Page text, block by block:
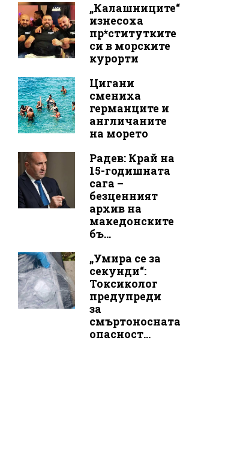
„Калашниците“
изнесоха
пр*ститутките
си в морските
курорти
Цигани
смениха
германците и
англичаните
на морето
Радев: Край на
15-годишната
сага –
безценният
архив на
македонските
бъ...
„Умира се за
секунди“:
Токсиколог
предупреди
за
смъртоносната
опасност...